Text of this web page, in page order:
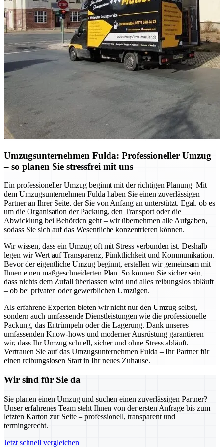
Umzugsunternehmen Fulda: Professioneller Umzug
– so planen Sie stressfrei mit uns
Ein professioneller Umzug beginnt mit der richtigen Planung. Mit
dem Umzugsunternehmen Fulda haben Sie einen zuverlässigen
Partner an Ihrer Seite, der Sie von Anfang an unterstützt. Egal, ob es
um die Organisation der Packung, den Transport oder die
Abwicklung bei Behörden geht – wir übernehmen alle Aufgaben,
sodass Sie sich auf das Wesentliche konzentrieren können.
Wir wissen, dass ein Umzug oft mit Stress verbunden ist. Deshalb
legen wir Wert auf Transparenz, Pünktlichkeit und Kommunikation.
Bevor der eigentliche Umzug beginnt, erstellen wir gemeinsam mit
Ihnen einen maßgeschneiderten Plan. So können Sie sicher sein,
dass nichts dem Zufall überlassen wird und alles reibungslos abläuft
– ob bei privaten oder gewerblichen Umzügen.
Als erfahrene Experten bieten wir nicht nur den Umzug selbst,
sondern auch umfassende Dienstleistungen wie die professionelle
Packung, das Entrümpeln oder die Lagerung. Dank unseres
umfassenden Know-hows und moderner Ausrüstung garantieren
wir, dass Ihr Umzug schnell, sicher und ohne Stress abläuft.
Vertrauen Sie auf das Umzugsunternehmen Fulda – Ihr Partner für
einen reibungslosen Start in Ihr neues Zuhause.
Wir sind für Sie da
Sie planen einen Umzug und suchen einen zuverlässigen Partner?
Unser erfahrenes Team steht Ihnen von der ersten Anfrage bis zum
letzten Karton zur Seite – professionell, transparent und
termingerecht.
Jetzt schnell vergleichen